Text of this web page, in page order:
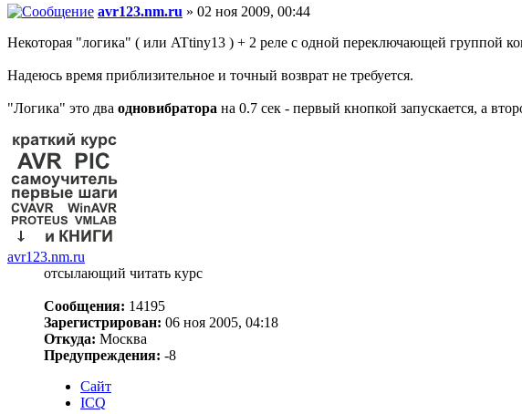
avr123.nm.ru » 02 ноя 2009, 00:44
Некоторая "логика" ( или ATtiny13 ) + 2 реле с одной переключающей группой
Надеюсь время приблизительное и точный возврат не требуется.
"Логика" это два одновибратора на 0.7 сек - первый кнопкой запускается, а
avr123.nm.ru
отсылающий читать курс
Сообщения: 14195
Зарегистрирован: 06 ноя 2005, 04:18
Откуда: Москва
Предупреждения: -8
Сайт
ICQ